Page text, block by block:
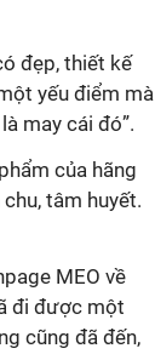
đẹp, thiết kế
yếu điểm mà
may cái đó”.
của hãng
chu, tâm huyết.
MEO về
đi được một
cũng đã đến,